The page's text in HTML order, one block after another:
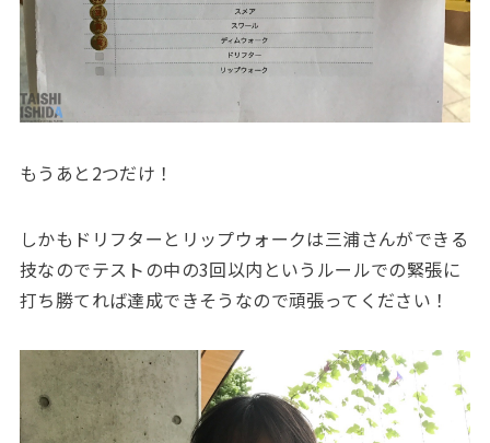
もうあと2つだけ！
しかもドリフターとリップウォークは三浦さんができる
技なのでテストの中の3回以内というルールでの緊張に
打ち勝てれば達成できそうなので頑張ってください！